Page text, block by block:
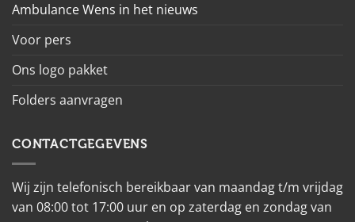
Ambulance Wens in het nieuws
Voor pers
Ons logo pakket
Folders aanvragen
CONTACTGEGEVENS
Wij zijn telefonisch bereikbaar van maandag t/m vrijdag
van 08:00 tot 17:00 uur en op zaterdag en zondag van